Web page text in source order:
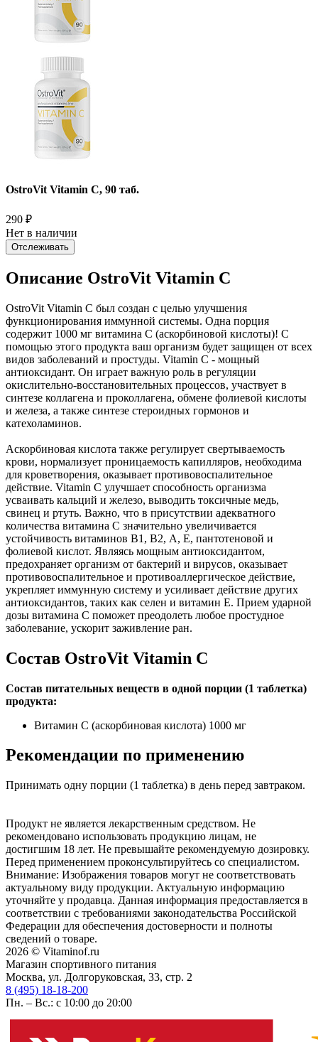
OstroVit Vitamin C, 90 таб.
290 ₽
Нет в наличии
Отслеживать
Описание OstroVit Vitamin C
OstroVit Vitamin C был создан с целью улучшения
функционирования иммунной системы. Одна порция
содержит 1000 мг витамина С (аскорбиновой кислоты)! С
помощью этого продукта ваш организм будет защищен от всех
видов заболеваний и простуды. Vitamin C - мощный
антиоксидант. Он играет важную роль в регуляции
окислительно-восстановительных процессов, участвует в
синтезе коллагена и проколлагена, обмене фолиевой кислоты
и железа, а также синтезе стероидных гормонов и
катехоламинов.
Аскорбиновая кислота также регулирует свертываемость
крови, нормализует проницаемость капилляров, необходима
для кроветворения, оказывает противовоспалительное
действие. Vitamin C улучшает способность организма
усваивать кальций и железо, выводить токсичные медь,
свинец и ртуть. Важно, что в присутствии адекватного
количества витамина С значительно увеличивается
устойчивость витаминов В1, В2, A, E, пантотеновой и
фолиевой кислот. Являясь мощным антиоксидантом,
предохраняет организм от бактерий и вирусов, оказывает
противовоспалительное и противоаллергическое действие,
укрепляет иммунную систему и усиливает действие других
антиоксидантов, таких как селен и витамин Е. Прием ударной
дозы витамина С поможет преодолеть любое простудное
заболевание, ускорит заживление ран.
Состав OstroVit Vitamin C
Состав питательных веществ в одной порции (1 таблетка)
продукта:
Витамин С (аскорбиновая кислота) 1000 мг
Рекомендации по применению
Принимать одну порции (1 таблетка) в день перед завтраком.
Продукт не является лекарственным средством. Не
рекомендовано использовать продукцию лицам, не
достигшим 18 лет. Не превышайте рекомендуемую дозировку.
Перед применением проконсультируйтесь со специалистом.
Внимание: Изображения товаров могут не соответствовать
актуальному виду продукции. Актуальную информацию
уточняйте у продавца. Данная информация предоставляется в
соответствии с требованиями законодательства Российской
Федерации для обеспечения достоверности и полноты
сведений о товаре.
2026 © Vitaminof.ru
Магазин спортивного питания
Москва, ул. Долгоруковская, 33, стр. 2
8 (495) 18-18-200
Пн. – Вс.: с 10:00 до 20:00